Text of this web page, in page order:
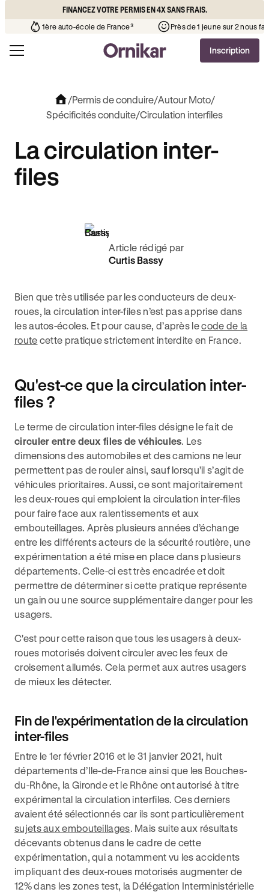
FINANCEZ VOTRE PERMIS EN 4X SANS FRAIS.
l’auto-école de votre quartier¹ 1ère auto-école de France³
Inscription
/Permis de conduire/Autour Moto/
Spécificités conduite/Circulation interfiles
La circulation inter-
files
Article rédigé par
Curtis Bassy
Bien que très utilisée par les conducteurs de deux-
roues, la circulation inter-files n’est pas apprise dans
les autos-écoles. Et pour cause, d’après lecode de la
route cette pratique strictement interdite en France.
Qu'est-ce que la circulation inter-
files ?
Le terme de circulation inter-files désigne le fait de
circuler entre deux files de véhicules. Les
dimensions des automobiles et des camions ne leur
permettent pas de rouler ainsi, sauf lorsqu’il s’agit de
véhicules prioritaires. Aussi, ce sont majoritairement
les deux-roues qui emploient la circulation inter-files
pour faire face aux ralentissements et aux
embouteillages. Après plusieurs années d’échange
entre les différents acteurs de la sécurité routière, une
expérimentation a été mise en place dans plusieurs
départements. Celle-ci est très encadrée et doit
permettre de déterminer si cette pratique représente
un gain ou une source supplémentaire danger pour les
usagers.
C'est pour cette raison que tous les usagers à deux-
roues motorisés doivent circuler avec les feux de
croisement allumés. Cela permet aux autres usagers
de mieux les détecter.
Fin de l'expérimentation de la circulation
inter-files
Entre le 1er février 2016 et le 31 janvier 2021, huit
départements d’Ile-de-France ainsi que les Bouches-
du-Rhône, la Gironde et le Rhône ont autorisé à titre
expérimental la circulation interfiles. Ces derniers
avaient été sélectionnés car ils sont particulièrement
sujets aux embouteillages. Mais suite aux résultats
décevants obtenus dans le cadre de cette
expérimentation, qui a notamment vu les accidents
impliquant des deux-roues motorisés augmenter de
12% dans les zones test, la Délégation Interministérielle